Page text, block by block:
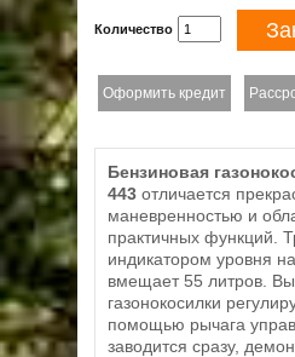
Количество
Оформить кредит
Бензиновая
443 отличается
маневренностью и
практичных функций.
индикатором уровня
вмещает 55 литров.
газонокосилки
помощью рычага
заводится сразу,